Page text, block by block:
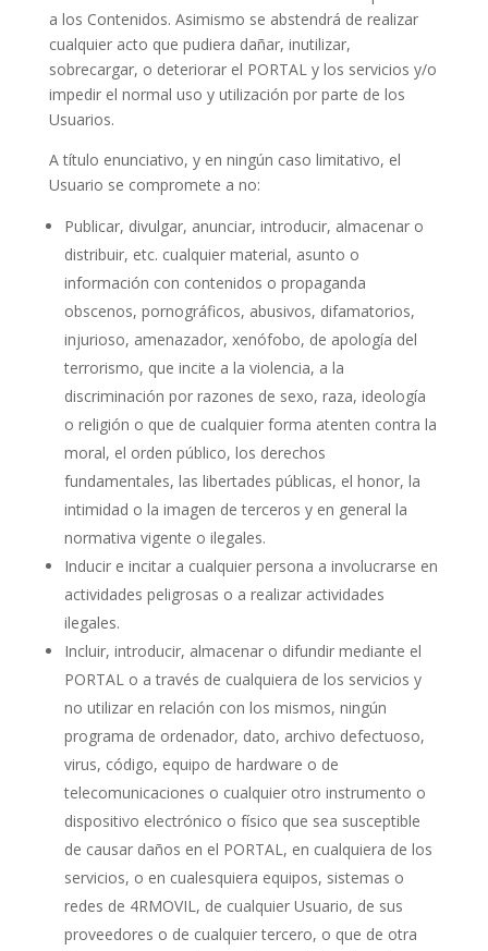
a los Contenidos. Asimismo se abstendrá de realizar
cualquier acto que pudiera dañar, inutilizar,
sobrecargar, o deteriorar el PORTAL y los servicios y/o
impedir el normal uso y utilización por parte de los
Usuarios.
A título enunciativo, y en ningún caso limitativo, el
Usuario se compromete a no:
Publicar, divulgar, anunciar, introducir, almacenar o
distribuir, etc. cualquier material, asunto o
información con contenidos o propaganda
obscenos, pornográficos, abusivos, difamatorios,
injurioso, amenazador, xenófobo, de apología del
terrorismo, que incite a la violencia, a la
discriminación por razones de sexo, raza, ideología
o religión o que de cualquier forma atenten contra la
moral, el orden público, los derechos
fundamentales, las libertades públicas, el honor, la
intimidad o la imagen de terceros y en general la
normativa vigente o ilegales.
Inducir e incitar a cualquier persona a involucrarse en
actividades peligrosas o a realizar actividades
ilegales.
Incluir, introducir, almacenar o difundir mediante el
PORTAL o a través de cualquiera de los servicios y
no utilizar en relación con los mismos, ningún
programa de ordenador, dato, archivo defectuoso,
virus, código, equipo de hardware o de
telecomunicaciones o cualquier otro instrumento o
dispositivo electrónico o físico que sea susceptible
de causar daños en el PORTAL, en cualquiera de los
servicios, o en cualesquiera equipos, sistemas o
redes de 4RMOVIL, de cualquier Usuario, de sus
proveedores o de cualquier tercero, o que de otra